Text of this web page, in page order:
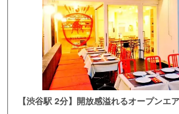
【渋谷駅 2分】開放感溢れるオープンエ